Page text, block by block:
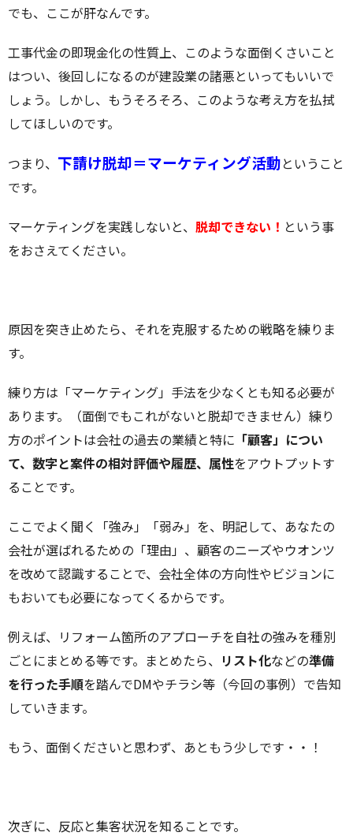
でも、ここが肝なんです。
工事代金の即現金化の性質上、このような面倒くさいこと
はつい、後回しになるのが建設業の諸悪といってもいいで
しょう。しかし、もうそろそろ、このような考え方を払拭
してほしいのです。
つまり、 下請け脱却＝マーケティング活動ということ
です。
マーケティングを実践しないと、 脱却できない！ という事
をおさえてください。
原因を突き止めたら、それを克服するための戦略を練りま
す。
練り方は「マーケティング」手法を少なくとも知る必要が
あります。（面倒でもこれがないと脱却できません）練り
方のポイントは会社の過去の業績と特に 「顧客」につい
て、数字と案件の相対評価や履歴、属性をアウトプットす
ることです。
ここでよく聞く「強み」「弱み」を、明記して、あなたの
会社が選ばれるための「理由」、顧客のニーズやウオンツ
を改めて認識することで、会社全体の方向性やビジョンに
もおいても必要になってくるからです。
例えば、リフォーム箇所のアプローチを自社の強みを種別
ごとにまとめる等です。まとめたら、 リスト化などの準備
を行った手順を踏んでDMやチラシ等（今回の事例）で告知
していきます。
もう、面倒くださいと思わず、あともう少しです・・！
次ぎに、反応と集客状況を知ることです。